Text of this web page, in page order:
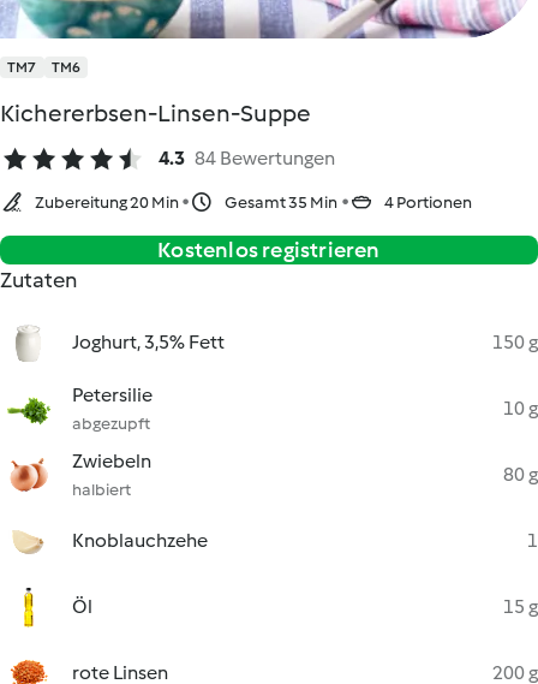
TM7 TM6
Kichererbsen-Linsen-Suppe
4.3 84 Bewertungen
Zubereitung 20 Min Gesamt 35 Min 4 Portionen
Kostenlos registrieren
Zutaten
Joghurt, 3,5% Fett 150 g
Petersilie
abgezupft
10 g
Zwiebeln
halbiert
80 g
Knoblauchzehe 1
Öl 15 g
rote Linsen 200 g